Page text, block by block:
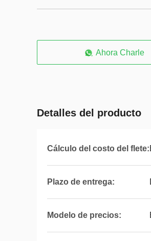
Ahora Charle
Detalles del producto
Cálculo del costo del flete:
Plazo de entrega:
Modelo de precios: